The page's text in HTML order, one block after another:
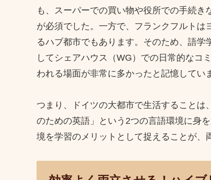
も、スーパーでの買い物や役所での手続
が必須でした。一方で、フランクフルトは
るハブ都市でもあります。そのため、語
してシェアハウス（WG）での日常的なコ
われる場面が非常に多かったと記憶してい
つまり、ドイツの大都市で生活すること
のための英語」という2つの言語環境に身
境を学習のメリットとして捉えることが、